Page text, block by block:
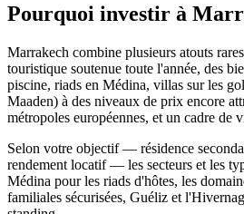
Pourquoi investir à
Marrakech combine plusieurs atouts
touristique soutenue toute l'année, des
piscine, riads en Médina, villas sur les
Maaden) à des niveaux de prix encore
métropoles européennes, et un cadre de
Selon votre objectif — résidence
rendement locatif — les secteurs et les
Médina pour les riads d'hôtes, les
familiales sécurisées, Guéliz et